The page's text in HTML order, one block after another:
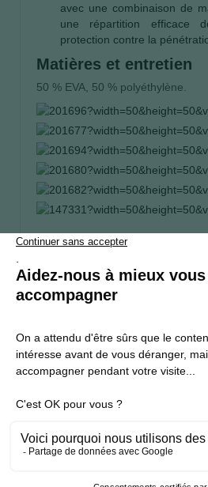
avec une combinaison de
une répartition
protection contre la
Matières et entretien
50 % EVA, 50 % polyéthylène.
Je souhaite m'inscrire à la
Produits THAF